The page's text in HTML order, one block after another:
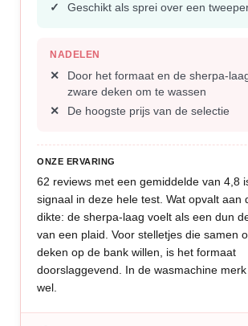
Geschikt als sprei over een
NADELEN
Door het formaat en de sherpa-
zware deken om te wassen
De hoogste prijs van de selectie
ONZE ERVARING
62 reviews met een gemiddelde van 4,8
signaal in deze hele test. Wat opvalt aan
dikte: de sherpa-laag voelt als een dun
van een plaid. Voor stelletjes die samen
deken op de bank willen, is het formaat
doorslaggevend. In de wasmachine
wel.